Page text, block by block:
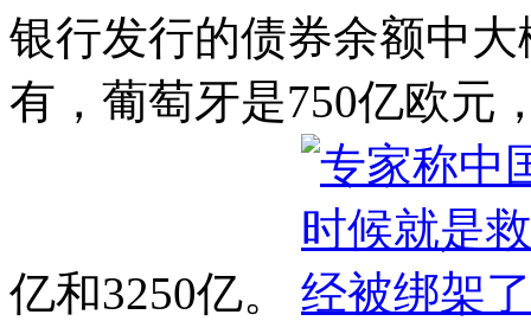
银行发行的债券余额中
有，葡萄牙是750亿欧元
亿和3250亿。